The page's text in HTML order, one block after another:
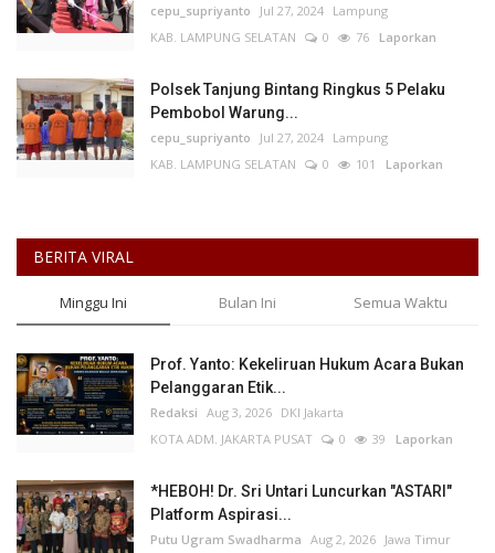
cepu_supriyanto Jul 27, 2024 Lampung
KAB. LAMPUNG SELATAN
0 76 Laporkan
Polsek Tanjung Bintang Ringkus 5 Pelaku
Pembobol Warung...
cepu_supriyanto Jul 27, 2024 Lampung
KAB. LAMPUNG SELATAN
0 101 Laporkan
BERITA VIRAL
Minggu Ini Bulan Ini Semua Waktu
Prof. Yanto: Kekeliruan Hukum Acara Bukan
Pelanggaran Etik...
Redaksi Aug 3, 2026 DKI Jakarta
KOTA ADM. JAKARTA PUSAT
0 39 Laporkan
*HEBOH! Dr. Sri Untari Luncurkan "ASTARI"
Platform Aspirasi...
Putu Ugram Swadharma Aug 2, 2026 Jawa Timur